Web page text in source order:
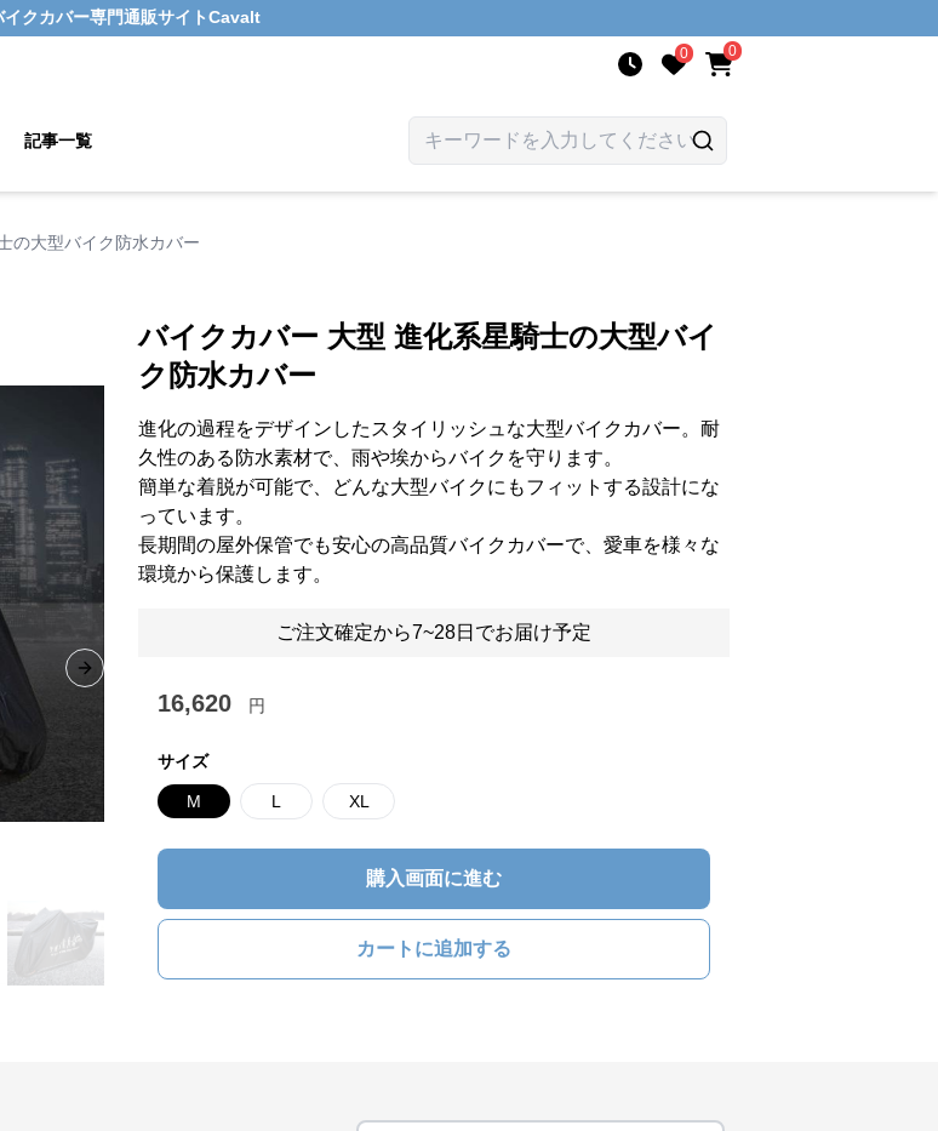
イクカバー専門通販サイトCavalt
0 0
記事一覧
の大型バイク防水カバー
Next slide
バイクカバー 大型 進化系星騎士の大型バイ
ク防水カバー
進化の過程をデザインしたスタイリッシュな大型バイクカバー。耐
久性のある防水素材で、雨や埃からバイクを守ります。
簡単な着脱が可能で、どんな大型バイクにもフィットする設計にな
っています。
長期間の屋外保管でも安心の高品質バイクカバーで、愛車を様々な
環境から保護します。
ご注文確定から7~28日でお届け予定
16,620 円
サイズ
M L XL
購入画面に進む
カートに追加する